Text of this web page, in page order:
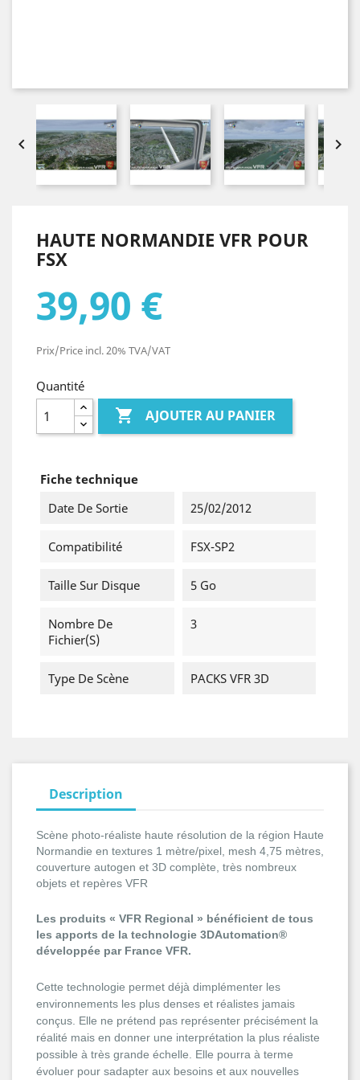
 
HAUTE NORMANDIE VFR POUR
FSX
39,90 €
Prix/Price incl. 20% TVA/VAT
Quantité
 AJOUTER AU PANIER
Fiche technique
Date De Sortie
25/02/2012
Compatibilité FSX-SP2
Taille Sur Disque 5 Go
Nombre De
Fichier(s)
3
Type De Scène PACKS VFR 3D
Description
Scène photo-réaliste haute résolution de la région Haute
Normandie en textures 1 mètre/pixel, mesh 4,75 mètres,
couverture autogen et 3D complète, très nombreux
objets et repères VFR
Les produits « VFR Regional » bénéficient de tous
les apports de la technologie 3DAutomation®
développée par France VFR.
Cette technologie permet déjà dimplémenter les
environnements les plus denses et réalistes jamais
conçus. Elle ne prétend pas représenter précisément la
réalité mais en donner une interprétation la plus réaliste
possible à très grande échelle. Elle pourra à terme
évoluer pour sadapter aux besoins et aux nouvelles